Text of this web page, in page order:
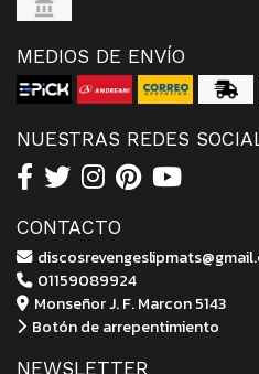
MEDIOS DE ENVÍO
NUESTRAS REDES
CONTACTO
01159089924
Monseñor J. F. Marcon 5143
Botón de arrepentimiento
NEWSLETTER